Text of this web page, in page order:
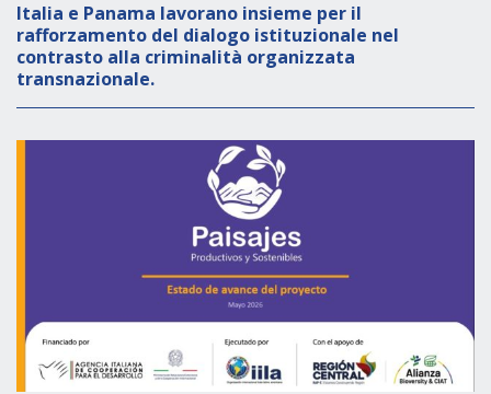
Italia e Panama lavorano insieme per il
rafforzamento del dialogo istituzionale nel
contrasto alla criminalità organizzata
transnazionale.